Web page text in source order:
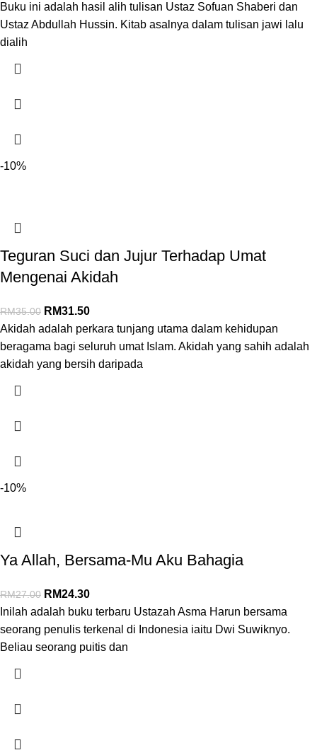
Buku ini adalah hasil alih tulisan Ustaz Sofuan Shaberi dan
Ustaz Abdullah Hussin. Kitab asalnya dalam tulisan jawi lalu
dialih
-10%
Teguran Suci dan Jujur Terhadap Umat
Mengenai Akidah
RM35.00 RM31.50
Akidah adalah perkara tunjang utama dalam kehidupan
beragama bagi seluruh umat Islam. Akidah yang sahih adalah
akidah yang bersih daripada
-10%
Ya Allah, Bersama-Mu Aku Bahagia
RM27.00 RM24.30
Inilah adalah buku terbaru Ustazah Asma Harun bersama
seorang penulis terkenal di Indonesia iaitu Dwi Suwiknyo.
Beliau seorang puitis dan